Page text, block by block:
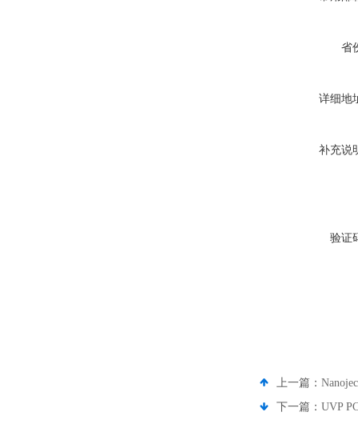
省
详细地
补充说
验证
上一篇：
下一篇： UVP